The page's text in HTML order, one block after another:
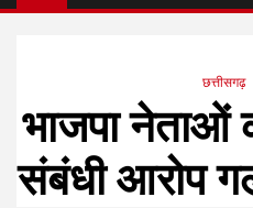
छत्तीसगढ़
भाजपा नेताओं
संबंधी आरोप